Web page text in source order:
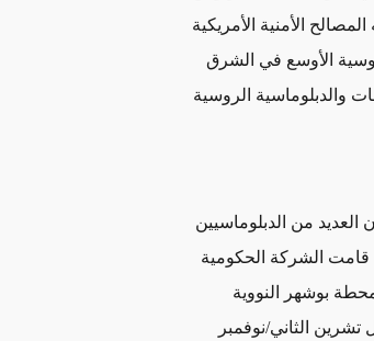
الأمنية الأمريكية
الأوسع في الشرق
والدبلوماسية الروسية
العديد من الدبلوماسيين
قامت الشركة الحكومية
بوشهر النووية
لتلك المنشأة في أيلول/سبتمبر 2013. وخلال تشرين الثاني/نوفمبر